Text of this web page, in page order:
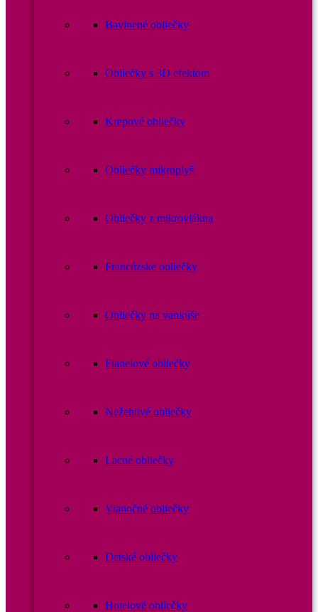
Bavlnené obliečky
Obliečky s 3D efektom
Krepové obliečky
Obliečky mikroplyš
Obliečky z mikrovlákna
Francúzske obliečky
Obliečky na vankúše
Flanelové obliečky
Nežehlivé obliečky
Lacné obliečky
Vianočné obliečky
Detské obliečky
Hotelové obliečky